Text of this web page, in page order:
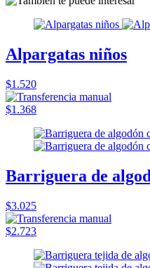
Alpargatas niños
$1.520
$1.368
Barriguera de
$3.025
$2.723